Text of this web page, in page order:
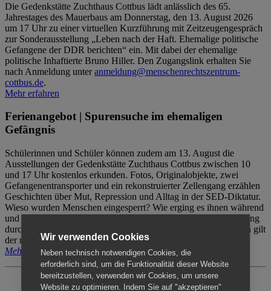
Die Gedenkstätte Zuchthaus Cottbus lädt anlässlich des 65.
Jahrestages des Mauerbaus am Donnerstag, den 13. August 2026
um 17 Uhr zu einer virtuellen Kurzführung mit Zeitzeugengespräch
zur Sonderausstellung „Leben nach der Haft. Ehemalige politische
Gefangene der DDR berichten“ ein. Mit dabei der ehemalige
politische Inhaftierte Bruno Hiller. Den Zugangslink erhalten Sie
nach Anmeldung unteranmeldung@menschenrechtszentrum-
cottbus.de.
Mehr erfahren
Ferienangebot | Spurensuche im ehemaligen
Gefängnis
Schülerinnen und Schüler können zudem am 13. August die
Ausstellungen der Gedenkstätte Zuchthaus Cottbus zwischen 10
und 17 Uhr kostenlos erkunden. Fotos, Originalobjekte, zwei
Gefangenentransporter und ein rekonstruierter Zellengang erzählen
Geschichten über Mut, Repression und Alltag in der SED-Diktatur.
Wieso wurden Menschen eingesperrt? Wie erging es ihnen während
und nach der Haft? Der Besuch erfolgt individuell ohne Betreuung
durch das Menschenrechtszentrum Cottbus. Für Begleitpersonen gilt
der reguläre Eintritt (8€ / ermäßigt 5€).
Mehr erfahren
Wir verwenden Cookies
Neben technisch notwendigen Cookies, die
erforderlich sind, um die Funktionalität dieser Website
bereitzustellen, verwenden wir Cookies, um unsere
Website zu optimieren. Indem Sie auf "akzeptieren"